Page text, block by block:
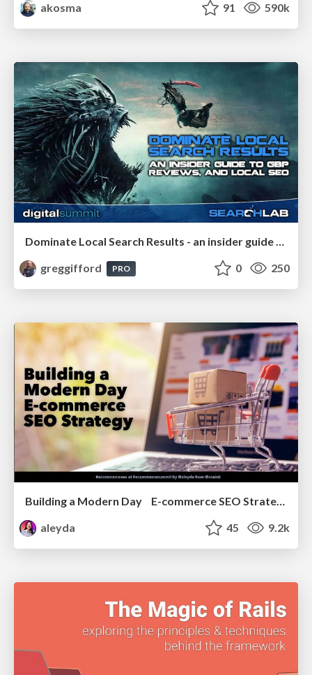
akosma
91 590k
Dominate Local Search Results - an insider guide to GBP, reviews, and Local SEO
greggifford
PRO 0 250
Building a Modern Day E-commerce SEO Strategy
aleyda
45 9.2k